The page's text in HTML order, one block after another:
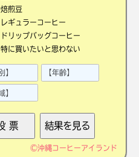
焙煎豆
レギュラーコーヒー
ドリップバッグコーヒー
特に買いたいと思わない
©沖縄コーヒーアイランド